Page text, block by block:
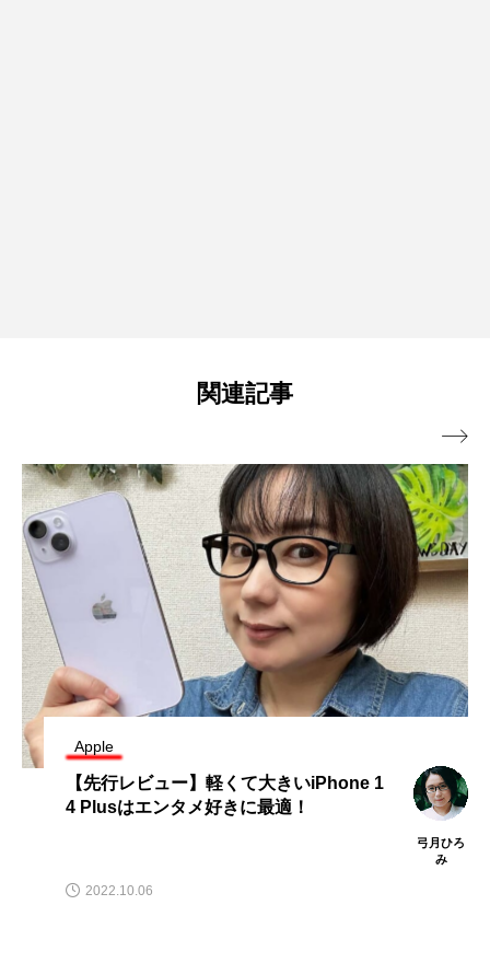
関連記事
Apple
【先行レビュー】軽くて大きいiPhone 1
4 Plusはエンタメ好きに最適！
弓月ひろ
み
2022.10.06
